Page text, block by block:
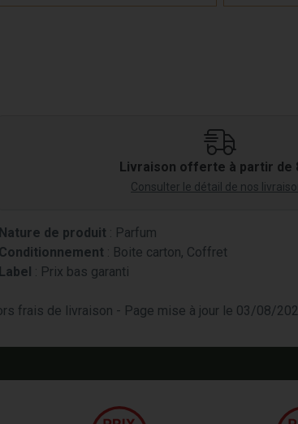
Livraison offerte à partir de
Consulter le détail de nos
Nature de produit : Parfum
Conditionnement : Boite carton, Coffret
Label : Prix bas garanti
frais de livraison - Page mise à jour le 03/08/